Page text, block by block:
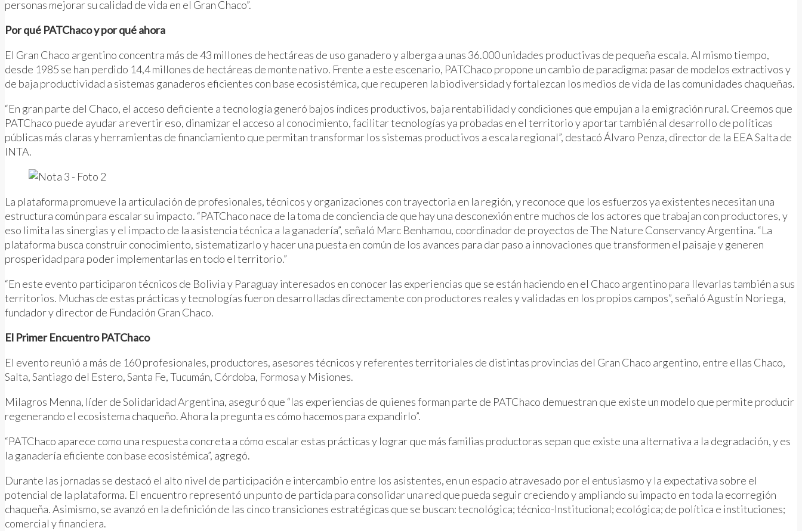
personas mejorar su calidad de vida en el Gran Chaco”.
Por qué PATChaco y por qué ahora
El Gran Chaco argentino concentra más de 43 millones de hectáreas de uso ganadero y alberga a unas 36.000 unidades productivas de pequeña escala. Al mismo tiempo,
desde 1985 se han perdido 14,4 millones de hectáreas de monte nativo. Frente a este escenario, PATChaco propone un cambio de paradigma: pasar de modelos extractivos y
de baja productividad a sistemas ganaderos eficientes con base ecosistémica, que recuperen la biodiversidad y fortalezcan los medios de vida de las comunidades chaqueñas.
“En gran parte del Chaco, el acceso deficiente a tecnología generó bajos índices productivos, baja rentabilidad y condiciones que empujan a la emigración rural. Creemos que
PATChaco puede ayudar a revertir eso, dinamizar el acceso al conocimiento, facilitar tecnologías ya probadas en el territorio y aportar también al desarrollo de políticas
públicas más claras y herramientas de financiamiento que permitan transformar los sistemas productivos a escala regional”, destacó Álvaro Penza, director de la EEA Salta de
INTA.
La plataforma promueve la articulación de profesionales, técnicos y organizaciones con trayectoria en la región, y reconoce que los esfuerzos ya existentes necesitan una
estructura común para escalar su impacto. “PATChaco nace de la toma de conciencia de que hay una desconexión entre muchos de los actores que trabajan con productores, y
eso limita las sinergias y el impacto de la asistencia técnica a la ganadería”, señaló Marc Benhamou, coordinador de proyectos de The Nature Conservancy Argentina. “La
plataforma busca construir conocimiento, sistematizarlo y hacer una puesta en común de los avances para dar paso a innovaciones que transformen el paisaje y generen
prosperidad para poder implementarlas en todo el territorio.”
“En este evento participaron técnicos de Bolivia y Paraguay interesados en conocer las experiencias que se están haciendo en el Chaco argentino para llevarlas también a sus
territorios. Muchas de estas prácticas y tecnologías fueron desarrolladas directamente con productores reales y validadas en los propios campos”, señaló Agustín Noriega,
fundador y director de Fundación Gran Chaco.
El Primer Encuentro PATChaco
El evento reunió a más de 160 profesionales, productores, asesores técnicos y referentes territoriales de distintas provincias del Gran Chaco argentino, entre ellas Chaco,
Salta, Santiago del Estero, Santa Fe, Tucumán, Córdoba, Formosa y Misiones.
Milagros Menna, líder de Solidaridad Argentina, aseguró que “las experiencias de quienes forman parte de PATChaco demuestran que existe un modelo que permite producir
regenerando el ecosistema chaqueño. Ahora la pregunta es cómo hacemos para expandirlo”.
“PATChaco aparece como una respuesta concreta a cómo escalar estas prácticas y lograr que más familias productoras sepan que existe una alternativa a la degradación, y es
la ganadería eficiente con base ecosistémica”, agregó.
Durante las jornadas se destacó el alto nivel de participación e intercambio entre los asistentes, en un espacio atravesado por el entusiasmo y la expectativa sobre el
potencial de la plataforma. El encuentro representó un punto de partida para consolidar una red que pueda seguir creciendo y ampliando su impacto en toda la ecorregión
chaqueña. Asimismo, se avanzó en la definición de las cinco transiciones estratégicas que se buscan: tecnológica; técnico-Institucional; ecológica; de política e instituciones;
comercial y financiera.